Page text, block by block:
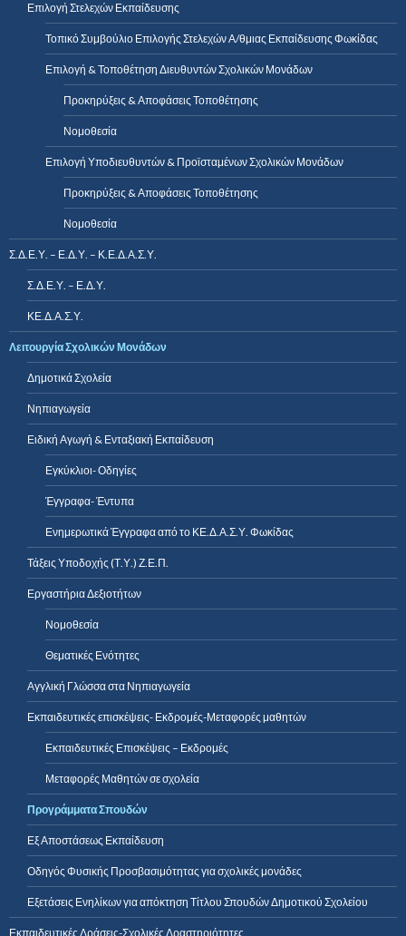
Επιλογή Στελεχών Εκπαίδευσης
Τοπικό Συμβούλιο Επιλογής Στελεχών Α/θμιας Εκπαίδευσης Φωκίδας
Επιλογή & Τοποθέτηση Διευθυντών Σχολικών Μονάδων
Προκηρύξεις & Αποφάσεις Τοποθέτησης
Νομοθεσία
Επιλογή Υποδιευθυντών & Προϊσταμένων Σχολικών Μονάδων
Προκηρύξεις & Αποφάσεις Τοποθέτησης
Νομοθεσία
Σ.Δ.Ε.Υ. – Ε.Δ.Υ. – Κ.Ε.Δ.Α.Σ.Υ.
Σ.Δ.Ε.Υ. – Ε.Δ.Υ.
ΚΕ.Δ.Α.Σ.Υ.
Λειτουργία Σχολικών Μονάδων
Δημοτικά Σχολεία
Νηπιαγωγεία
Ειδική Αγωγή & Ενταξιακή Εκπαίδευση
Εγκύκλιοι- Οδηγίες
Έγγραφα- Έντυπα
Ενημερωτικά Έγγραφα από το ΚΕ.Δ.Α.Σ.Υ. Φωκίδας
Τάξεις Υποδοχής (Τ.Υ.) Ζ.Ε.Π.
Εργαστήρια Δεξιοτήτων
Νομοθεσία
Θεματικές Ενότητες
Αγγλική Γλώσσα στα Νηπιαγωγεία
Εκπαιδευτικές επισκέψεις- Εκδρομές-Μεταφορές μαθητών
Εκπαιδευτικές Επισκέψεις – Εκδρομές
Μεταφορές Μαθητών σε σχολεία
Προγράμματα Σπουδών
Εξ Αποστάσεως Εκπαίδευση
Οδηγός Φυσικής Προσβασιμότητας για σχολικές μονάδες
Εξετάσεις Ενηλίκων για απόκτηση Τίτλου Σπουδών Δημοτικού Σχολείου
Εκπαιδευτικές Δράσεις-Σχολικές Δραστηριότητες